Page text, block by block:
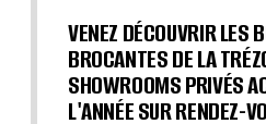
VENEZ DÉCOUVRIR LES
BROCANTES DE LA
SHOWROOMS PRIVÉS
L'ANNÉE SUR RENDEZ-